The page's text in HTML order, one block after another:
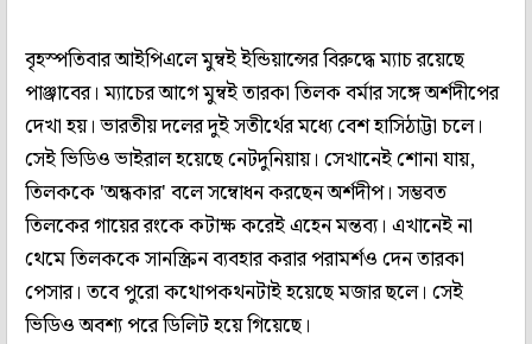
বৃহস্পতিবার আইপিএলে মুম্বই ইন্ডিয়ান্সের বিরুদ্ধে ম্যাচ রয়েছে
পাঞ্জাবের। ম্যাচের আগে মুম্বই তারকা তিলক বর্মার সঙ্গে অর্শদীপের
দেখা হয়। ভারতীয় দলের দুই সতীর্থের মধ্যে বেশ হাসিঠাট্টা চলে।
সেই ভিডিও ভাইরাল হয়েছে নেটদুনিয়ায়। সেখানেই শোনা যায়,
তিলককে 'অন্ধকার' বলে সম্বোধন করছেন অর্শদীপ। সম্ভবত
তিলকের গায়ের রংকে কটাক্ষ করেই এহেন মন্তব্য। এখানেই না
থেমে তিলককে সানস্ক্রিন ব্যবহার করার পরামর্শও দেন তারকা
পেসার। তবে পুরো কথোপকথনটাই হয়েছে মজার ছলে। সেই
ভিডিও অবশ্য পরে ডিলিট হয়ে গিয়েছে।